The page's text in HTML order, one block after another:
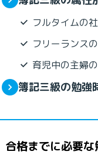
フルタイムの
フリーランス
育児中の主婦
簿記三級の勉強
合格までに必要